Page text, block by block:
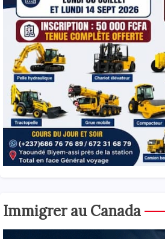
Immigrer au Canada